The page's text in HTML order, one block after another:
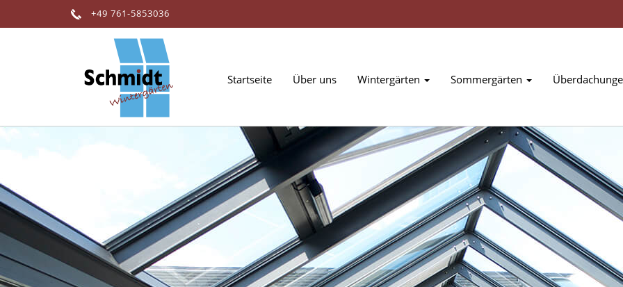
+49 761-5853036
Startseite Über uns Wintergärten Sommergärten